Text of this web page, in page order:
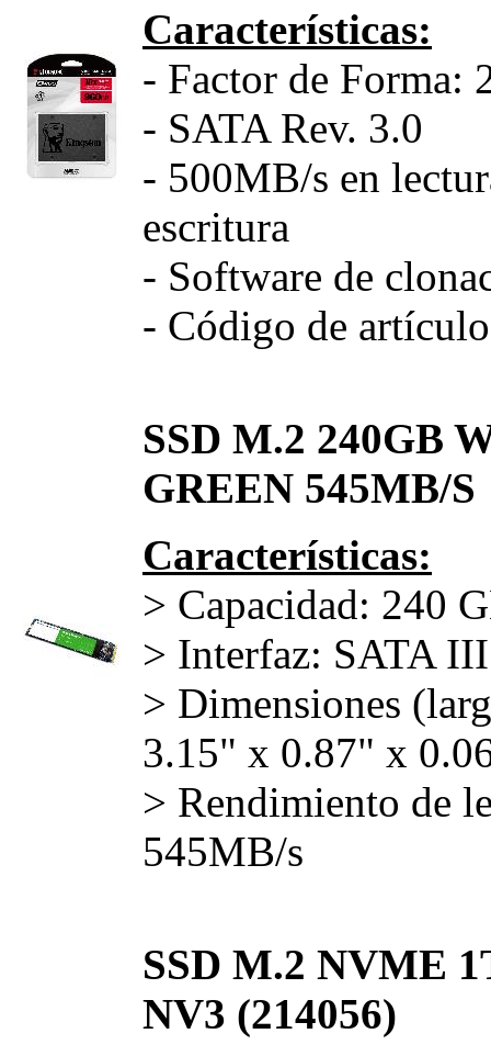
Características:
- Factor de Forma:
- SATA Rev. 3.0
- 500MB/s en
escritura
- Software de
- Código de
SSD M.2 240GB
GREEN 545MB/S
Características:
> Capacidad: 240
> Interfaz: SATA
> Dimensiones
3.15" x 0.87" x
> Rendimiento de
545MB/s
SSD M.2 NVME
NV3 (214056)